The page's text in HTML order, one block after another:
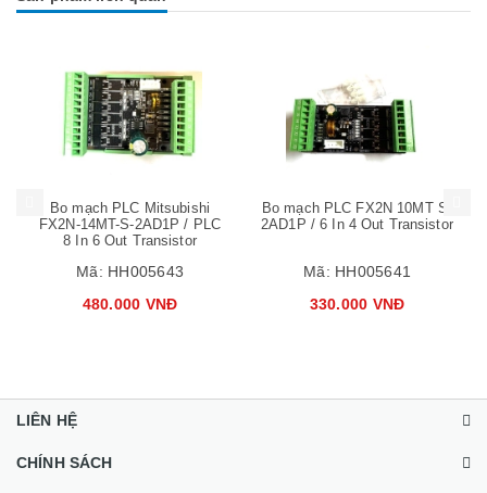
Bo mạch PLC Mitsubishi
FX2N-14MT-S-2AD1P / PLC
8 In 6 Out Transistor
Mã: HH005643
480.000 VNĐ
Bo mạch PLC FX2N 10MT S-
2AD1P / 6 In 4 Out Transistor
Mã: HH005641
330.000 VNĐ
Mua hàng Mua hàng
LIÊN HỆ
CHÍNH SÁCH